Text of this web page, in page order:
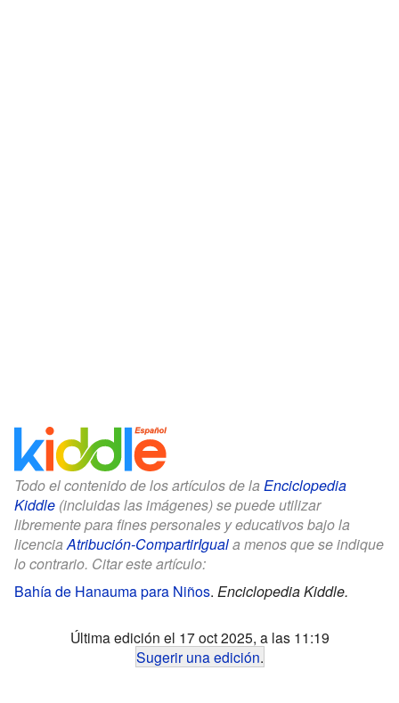
Todo el contenido de los artículos de la Enciclopedia
Kiddle (incluidas las imágenes) se puede utilizar
libremente para fines personales y educativos bajo la
licencia Atribución-CompartirIguala menos que se indique
lo contrario. Citar este artículo:
Bahía de Hanauma para Niños. Enciclopedia Kiddle.
Última edición el 17 oct 2025, a las 11:19
Sugerir una edición.